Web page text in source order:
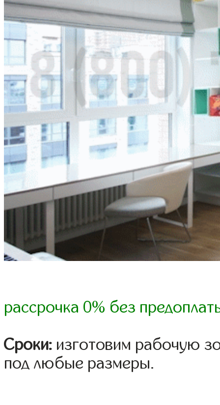
рассрочка 0% без
Сроки: изготовим рабочую
под любые размеры.